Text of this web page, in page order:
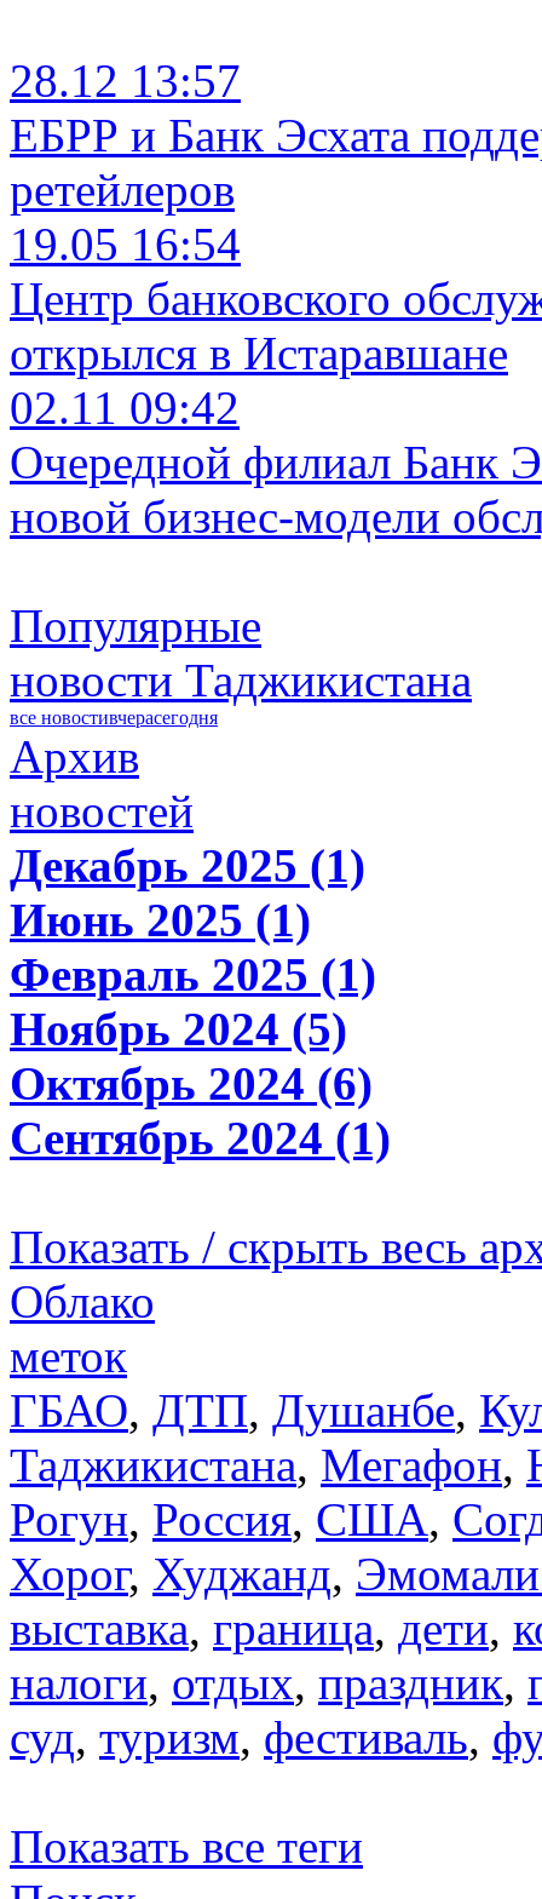
28.12 13:57
ЕБРР и Банк Эсхата
ретейлеров
19.05 16:54
Центр банковского
открылся в Истаравшане
02.11 09:42
Очередной филиал Банк
новой бизнес-модели
Популярные
новости Таджикистана
все новостивчерасегодня
Архив
новостей
Декабрь 2025 (1)
Июнь 2025 (1)
Февраль 2025 (1)
Ноябрь 2024 (5)
Октябрь 2024 (6)
Сентябрь 2024 (1)
Показать / скрыть весь
Облако
меток
ГБАО, ДТП, Душанбе,
Таджикистана, Мегафон,
Рогун, Россия, США,
Хорог, Худжанд,
выставка, граница, дети,
налоги, отдых, праздник,
суд, туризм, фестиваль,
Показать все теги